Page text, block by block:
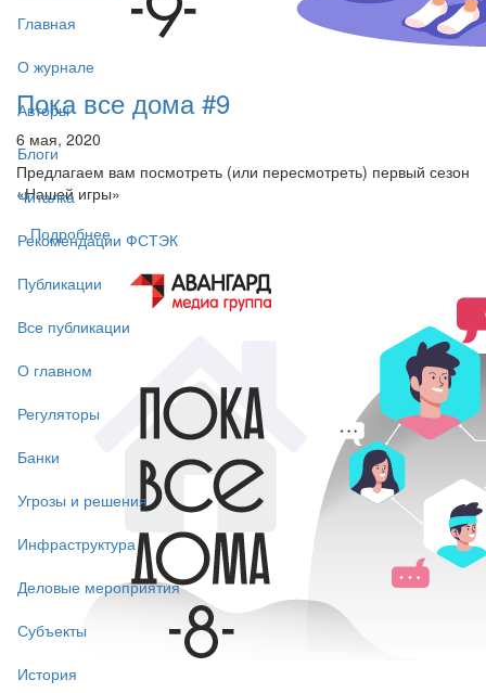
Главная
О журнале
Авторы
Блоги
Читалка
Рекомендации ФСТЭК
Публикации
Все публикации
О главном
Регуляторы
Банки
Угрозы и решения
Инфраструктура
Деловые мероприятия
Субъекты
История
Пока все дома #9
6 мая, 2020
Предлагаем вам посмотреть (или пересмотреть) первый сезон
«Нашей игры»
Подробнее